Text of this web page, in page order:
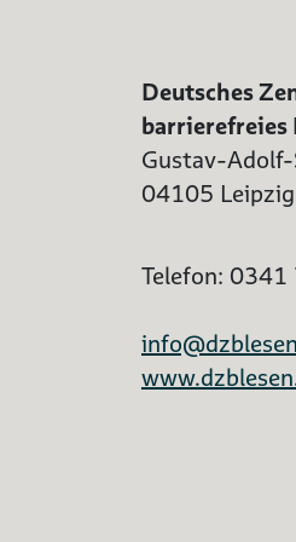
Deutsches
barrierefreies
Gustav-
04105 Leipzig
Telefon: